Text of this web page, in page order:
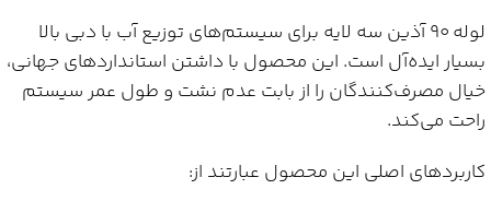
لوله 90 آذین سه لایه برای سیستم‌های توزیع آب با دبی بالا
بسیار ایده‌آل است. این محصول با داشتن استاندارد‌های جهانی،
خیال مصرف‌کنندگان را از بابت عدم نشت و طول عمر سیستم
راحت می‌کند.
کاربردهای اصلی این محصول عبارتند از: